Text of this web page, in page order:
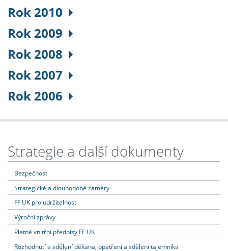
Rok 2010
Rok 2009
Rok 2008
Rok 2007
Rok 2006
Strategie a další dokumenty
Bezpečnost
Strategické a dlouhodobé záměry
FF UK pro udržitelnost
Výroční zprávy
Platné vnitřní předpisy FF UK
Rozhodnutí a sdělení děkana, opatření a sdělení tajemníka